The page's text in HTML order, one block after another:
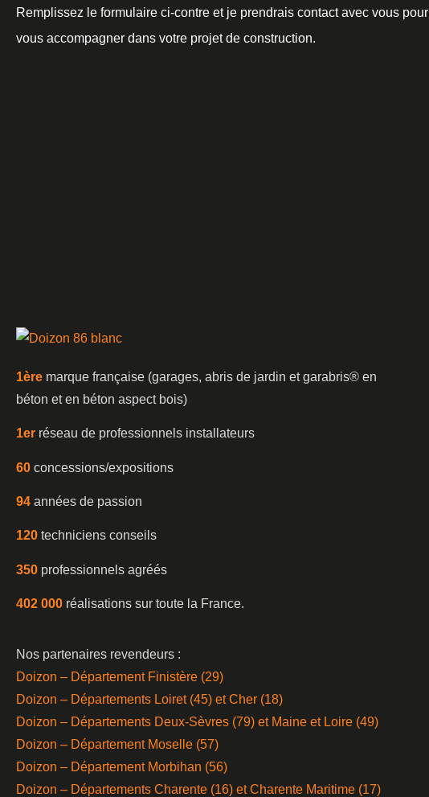
Remplissez le formulaire ci-contre et je prendrais contact avec vous pour
vous accompagner dans votre projet de construction.
1ère marque française (garages, abris de jardin et garabris®️ en
béton et en béton aspect bois)
1er réseau de professionnels installateurs
60 concessions/expositions
94 années de passion
120 techniciens conseils
350 professionnels agréés
402 000 réalisations sur toute la France.
Nos partenaires revendeurs :
Doizon – Département Finistère (29)
Doizon – Départements Loiret (45) et Cher (18)
Doizon – Départements Deux-Sèvres (79) et Maine et Loire (49)
Doizon – Département Moselle (57)
Doizon – Département Morbihan (56)
Doizon – Départements Charente (16) et Charente Maritime (17)